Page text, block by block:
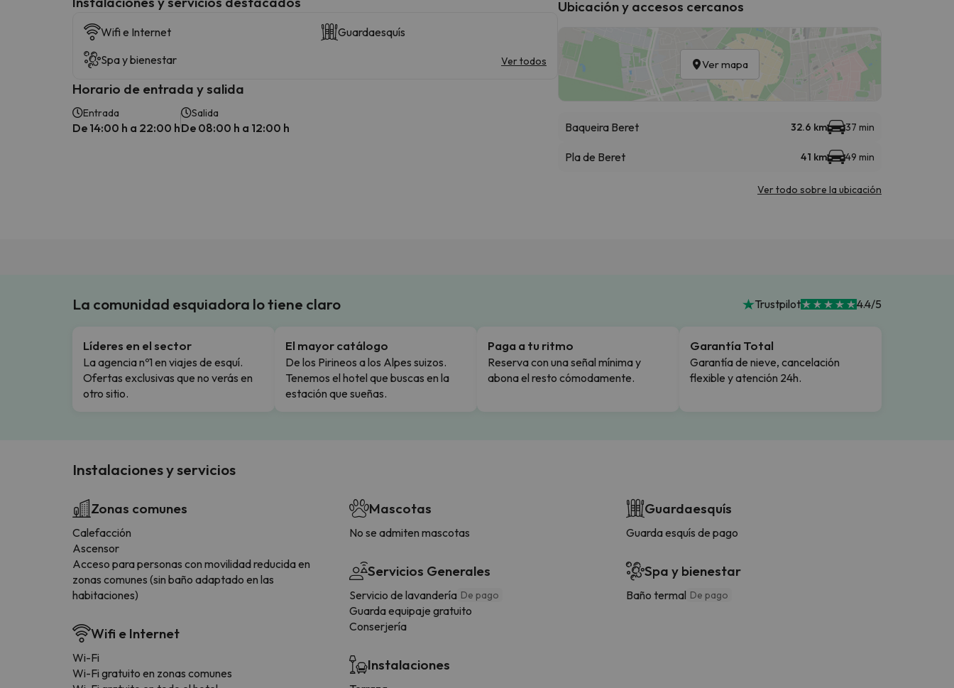
Wifi e Internet
Guardaesquís
Spa y bienestar
Ver todos
Horario de entrada y salida
Entrada
De 14:00 h a 22:00 h
Salida
De 08:00 h a 12:00 h
Ubicación y accesos cercanos
Ver mapa
Baqueira Beret 32.6 km 37 min
Pla de Beret 41 km 49 min
Ver todo sobre la ubicación
La comunidad esquiadora lo tiene claro Trustpilot 4.4/5
Líderes en el sector
La agencia nº1 en viajes de esquí.
Ofertas exclusivas que no verás en
otro sitio.
El mayor catálogo
De los Pirineos a los Alpes suizos.
Tenemos el hotel que buscas en la
estación que sueñas.
Paga a tu ritmo
Reserva con una señal mínima y
abona el resto cómodamente.
Garantía Total
Garantía de nieve, cancelación
flexible y atención 24h.
Instalaciones y servicios
Zonas comunes
Calefacción
Ascensor
Acceso para personas con movilidad reducida en
zonas comunes (sin baño adaptado en las
habitaciones)
Wifi e Internet
Wi-Fi
Wi-Fi gratuito en zonas comunes
Mascotas
No se admiten mascotas
Servicios Generales
Servicio de lavandería De pago
Guarda equipaje gratuito
Conserjería
Instalaciones
Guardaesquís
Guarda esquís de pago
Spa y bienestar
Baño termal De pago